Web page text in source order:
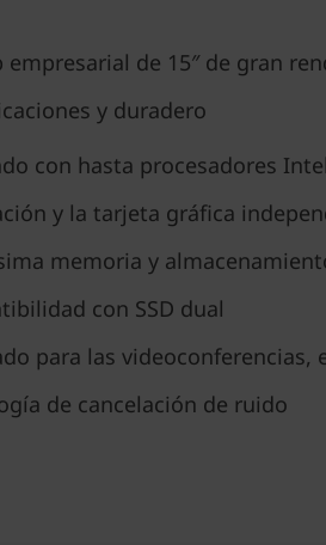
empresarial de 15″ de gran
y duradero
con hasta procesadores Intel
y la tarjeta gráfica
memoria y
con SSD dual
para las videoconferencias,
de cancelación de ruido